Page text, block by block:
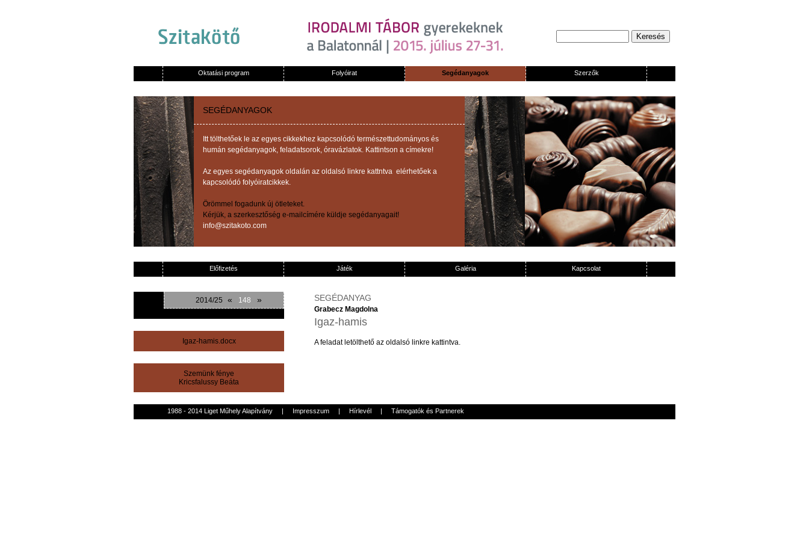
Oktatási program Folyóirat Segédanyagok Szerzők
SEGÉDANYAGOK
Itt tölthetőek le az egyes cikkekhez kapcsolódó természettudományos és
humán segédanyagok, feladatsorok, óravázlatok. Kattintson a címekre!
Az egyes segédanyagok oldalán az oldalsó linkre kattntva elérhetőek a
kapcsolódó folyóiratcikkek.
Örömmel fogadunk új ötleteket.
Kérjük, a szerkesztőség e-mailcímére küldje segédanyagait!
info@szitakoto.com
Előfizetés Játék Galéria Kapcsolat
2014/25 « 148 »
Igaz-hamis.docx
Szemünk fénye
Kricsfalussy Beáta
SEGÉDANYAG
Grabecz Magdolna
Igaz-hamis
Afeladat letölthető az oldalsó linkre kattintva.
1988 - 2014 Liget Műhely Alapítvány | Impresszum | Hírlevél | Támogatók és Partnerek